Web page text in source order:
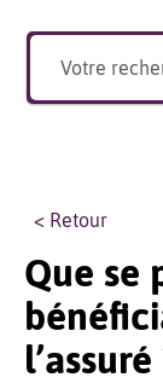
< Retour
Que se
l’assuré